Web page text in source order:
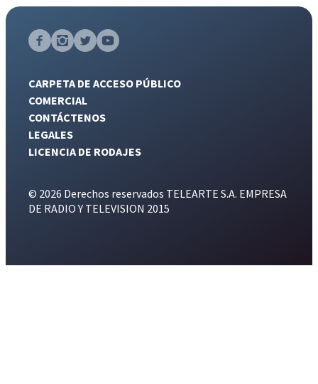
CARPETA DE ACCESO PÚBLICO
COMERCIAL
CONTÁCTENOS
LEGALES
LICENCIA DE RODAJES
© 2026 Derechos reservados TELEARTE S.A. EMPRESA
DE RADIO Y TELEVISION 2015